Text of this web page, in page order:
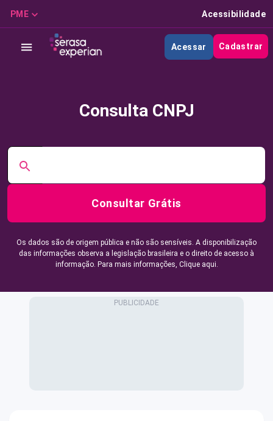
PME Acessibilidade
Acessar Cadastrar
Consulta CNPJ
Consultar Grátis
Os dados são de origem pública e não são sensíveis. A disponibilização
das informações observa a legislação brasileira e o direito de acesso à
informação. Para mais informações, Clique aqui.